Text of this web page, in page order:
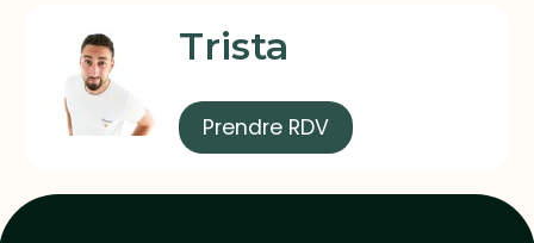
Trista
Prendre RDV